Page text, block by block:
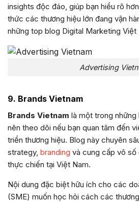
insights độc đáo, giúp bạn hiểu rõ
thức các thương hiệu lớn đang vận
những top blog Digital Marketing Việt
Advertising
9. Brands Vietnam
Brands Vietnam là một trong
nên theo dõi nếu bạn quan tâm đến
triển thương hiệu. Blog này chuyên
strategy, branding và cung cấp vô
thực chiến tại Việt Nam.
Nội dung đặc biệt hữu ích cho các
(SME) muốn học hỏi cách các